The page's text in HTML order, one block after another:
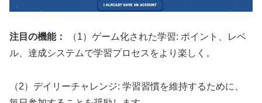
注目の機能：
（1）ゲーム化された学習: ポイント、レベ
ル、達成システムで学習プロセスをより楽しく。
（2）デイリーチャレンジ: 学習習慣を維持するために、